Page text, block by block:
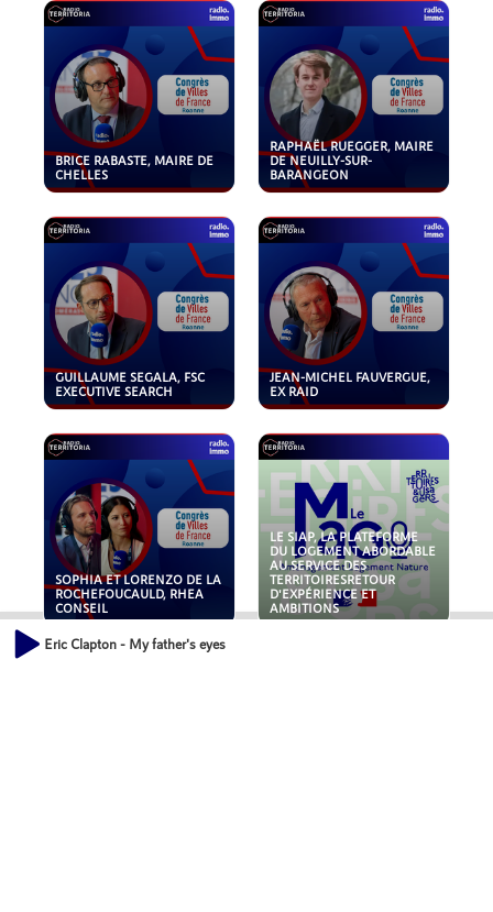
BRICE RABASTE, MAIRE DE
CHELLES
RAPHAËL RUEGGER, MAIRE
DE NEUILLY-SUR-
BARANGEON
GUILLAUME SEGALA, FSC
EXECUTIVE SEARCH
JEAN-MICHEL FAUVERGUE,
EX RAID
SOPHIA ET LORENZO DE LA
ROCHEFOUCAULD, RHEA
CONSEIL
LE SIAP, LA PLATEFORME
DU LOGEMENT ABORDABLE
AU SERVICE DES
TERRITOIRESRETOUR
D'EXPÉRIENCE ET
AMBITIONS
Eric Clapton - My father's eyes